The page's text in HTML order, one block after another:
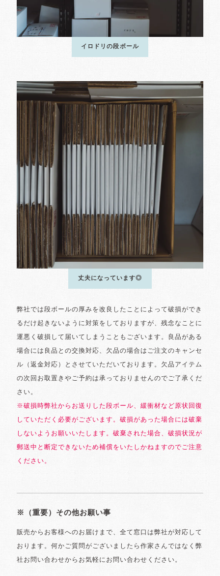
イロドリの段ボール
丈夫になっています◎
弊社では段ボールの厚みを改良したことによって破損ができ
るだけ起きないように対策をしておりますが、残念なことに
運悪く破損して届いてしまうこともございます。良品がある
場合には良品との交換対応、欠品の場合はご注文のキャンセ
ル（返金対応）とさせていただいております。欠品アイテム
の次回お取置きやご予約は承っておりませんのでご了承くだ
さい。
※破損時弊社からお送りした段ボール、緩衝材など原状回復
していただく必要がございます。破損があった場合には破棄
しないようお願いいたします。破棄された場合、破損状況が
郵送中と断定できないため補償をいたしかねますのでご注意
ください。
※（重要）その他お願い事
販売からお客様へのお届けまで、全て窓口は弊社が対応して
おります。何かご質問がございましたら作家さんではなく弊
社お問い合わせからお気軽にお問い合わせください。